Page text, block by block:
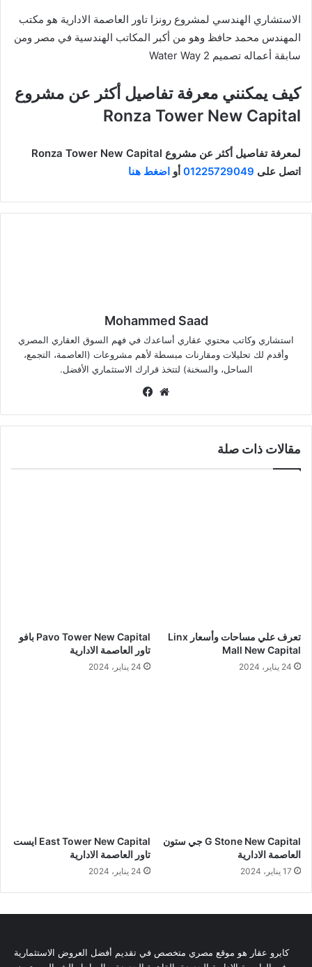
الاستشاري الهندسي لمشروع رونزا تاور العاصمة الادارية هو مكتب
المهندس محمد حافظ وهو من أكبر المكاتب الهندسية في مصر ومن
سابقة أعماله تصميم Water Way 2
كيف يمكنني معرفة تفاصيل أكثر عن مشروع
Ronza Tower New Capital
لمعرفة تفاصيل أكثر عن مشروع Ronza Tower New Capital
اتصل على 01225729049 أو اضغط هنا
Mohammed Saad
استشاري وكاتب محتوي عقاري أساعدك في فهم السوق العقاري المصري
وأقدم لك تحليلات ومقارنات مبسطة لأهم مشروعات (العاصمة، التجمع،
الساحل، والسخنة) لتتخذ قرارك الاستثماري الأفضل.
موقع
مقالات ذات صلة
تعرف علي مساحات وأسعار Linx
Mall New Capital
24 يناير، 2024
Pavo Tower New Capital بافو
تاور العاصمة الادارية
24 يناير، 2024
G Stone New Capital جي ستون
العاصمة الادارية
17 يناير، 2024
East Tower New Capital ايست
تاور العاصمة الادارية
24 يناير، 2024
كايرو عقار هو موقع مصري متخصص في تقديم أفضل العروض الاستثمارية